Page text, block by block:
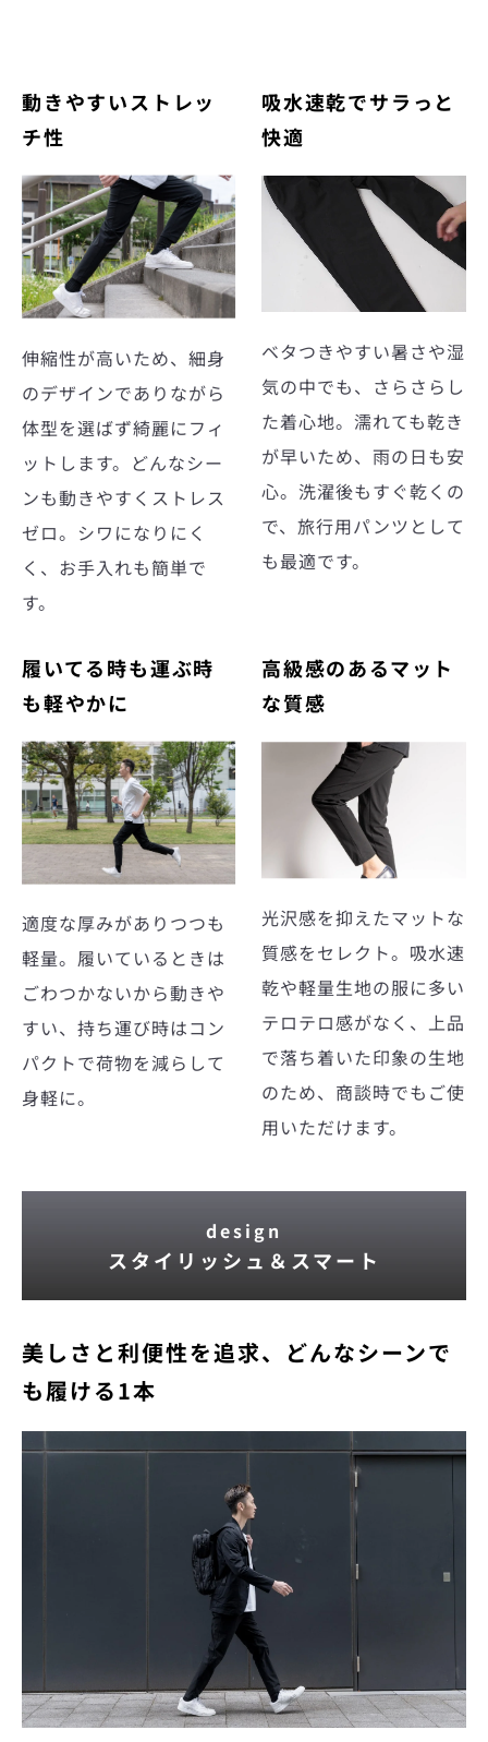
動きやすいストレッ
チ性
伸縮性が高いため、細身
のデザインでありながら
体型を選ばず綺麗にフィ
ットします。どんなシー
ンも動きやすくストレス
ゼロ。シワになりにく
く、お手入れも簡単で
す。
吸水速乾でサラっと
快適
ベタつきやすい暑さや湿
気の中でも、さらさらし
た着心地。濡れても乾き
が早いため、雨の日も安
心。洗濯後もすぐ乾くの
で、旅行用パンツとして
も最適です。
履いてる時も運ぶ時
も軽やかに
適度な厚みがありつつも
軽量。履いているときは
ごわつかないから動きや
すい、持ち運び時はコン
パクトで荷物を減らして
身軽に。
高級感のあるマット
な質感
光沢感を抑えたマットな
質感をセレクト。吸水速
乾や軽量生地の服に多い
テロテロ感がなく、上品
で落ち着いた印象の生地
のため、商談時でもご使
用いただけます。
design
スタイリッシュ＆スマート
美しさと利便性を追求、どんなシーンで
も履ける1本